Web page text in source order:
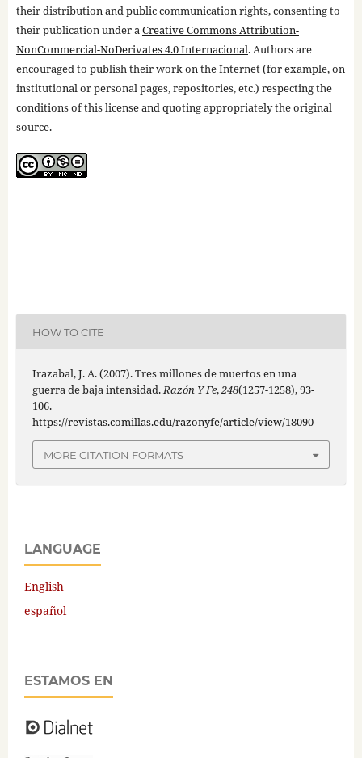
their distribution and public communication rights, consenting to
their publication under aCreative Commons Attribution-
NonCommercial-NoDerivates 4.0 Internacional. Authors are
encouraged to publish their work on the Internet (for example, on
institutional or personal pages, repositories, etc.) respecting the
conditions of this license and quoting appropriately the original
source.
HOW TO CITE
Irazabal, J. A. (2007). Tres millones de muertos en una
guerra de baja intensidad.Razón Y Fe,248(1257-1258), 93-
106.
https://revistas.comillas.edu/razonyfe/article/view/18090
MORE CITATION FORMATS
LANGUAGE
English
español
ESTAMOS EN